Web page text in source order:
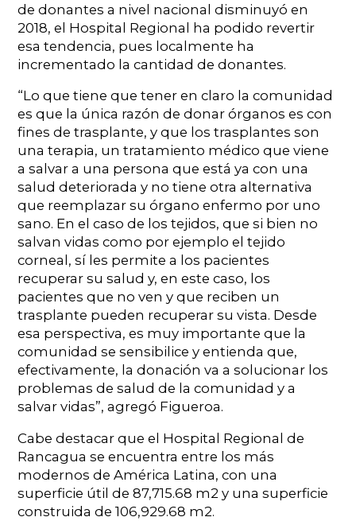
de donantes a nivel nacional disminuyó en
2018, el Hospital Regional ha podido revertir
esa tendencia, pues localmente ha
incrementado la cantidad de donantes.
“Lo que tiene que tener en claro la comunidad
es que la única razón de donar órganos es con
fines de trasplante, y que los trasplantes son
una terapia, un tratamiento médico que viene
a salvar a una persona que está ya con una
salud deteriorada y no tiene otra alternativa
que reemplazar su órgano enfermo por uno
sano. En el caso de los tejidos, que si bien no
salvan vidas como por ejemplo el tejido
corneal, sí les permite a los pacientes
recuperar su salud y, en este caso, los
pacientes que no ven y que reciben un
trasplante pueden recuperar su vista. Desde
esa perspectiva, es muy importante que la
comunidad se sensibilice y entienda que,
efectivamente, la donación va a solucionar los
problemas de salud de la comunidad y a
salvar vidas”, agregó Figueroa.
Cabe destacar que el Hospital Regional de
Rancagua se encuentra entre los más
modernos de América Latina, con una
superficie útil de 87,715.68 m2 y una superficie
construida de 106,929.68 m2.